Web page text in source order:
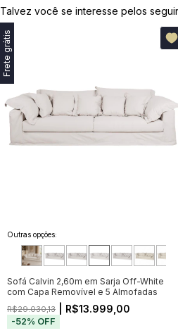
Talvez você se interesse pelos
Frete grátis
Outras opções:
Sofá Calvin 2,60m em Sarja Off-White
com Capa Removível e 5 Almofadas
R$29.030,13 | R$13.999,00
-52% OFF